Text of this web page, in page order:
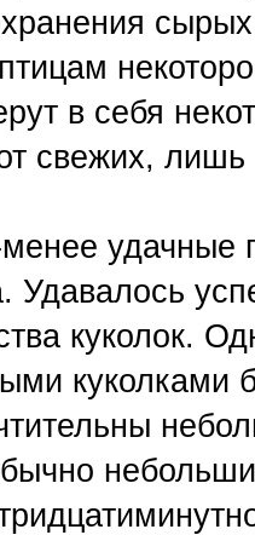
в себя
свежих,
удачные
Удавалось
куколок.
куколками